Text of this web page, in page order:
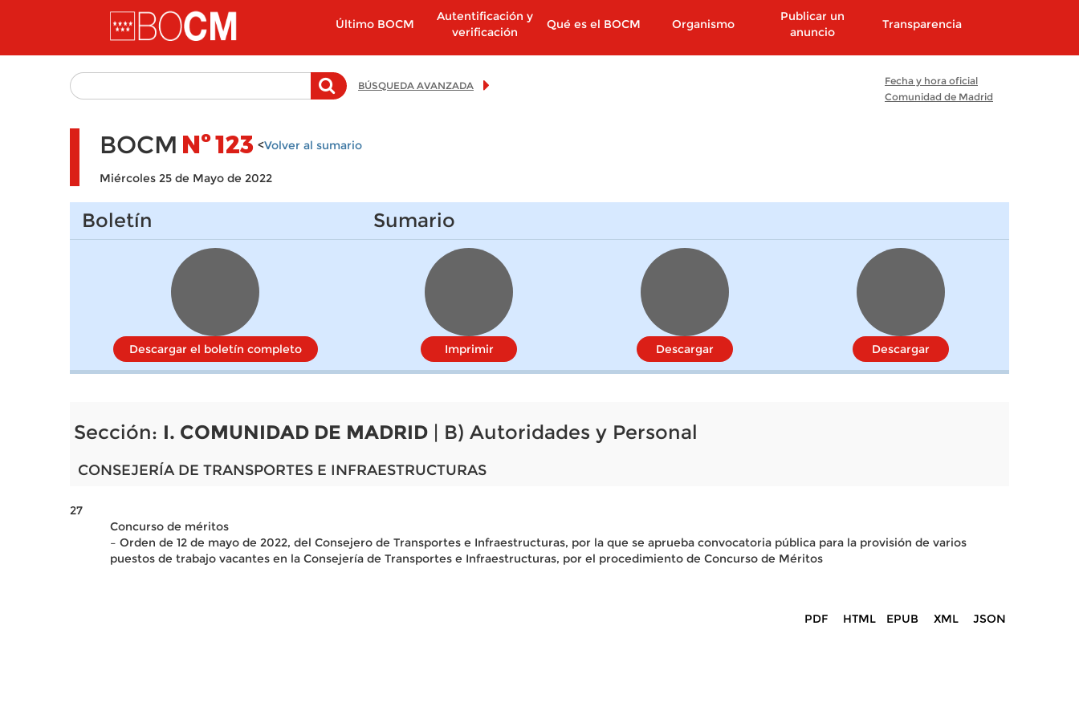
Pasar al contenido principal
Último BOCM
Autentificación y
verificación
Qué es el BOCM Organismo
Publicar un
anuncio
Transparencia
Fecha y hora oficial
Comunidad de Madrid
BÚSQUEDA AVANZADA
BOCM Nº123 <Volver al sumario
Miércoles 25 de Mayo de 2022
Boletín
Descargar el boletín completo
Sumario
Imprimir Descargar Descargar
Sección: I. COMUNIDAD DE MADRID | B) Autoridades y Personal
CONSEJERÍA DE TRANSPORTES E INFRAESTRUCTURAS
27
Concurso de méritos
– Orden de 12 de mayo de 2022, del Consejero de Transportes e Infraestructuras, por la que se aprueba convocatoria pública para la provisión de varios
puestos de trabajo vacantes en la Consejería de Transportes e Infraestructuras, por el procedimiento de Concurso de Méritos
PDF HTML EPUB XML JSON